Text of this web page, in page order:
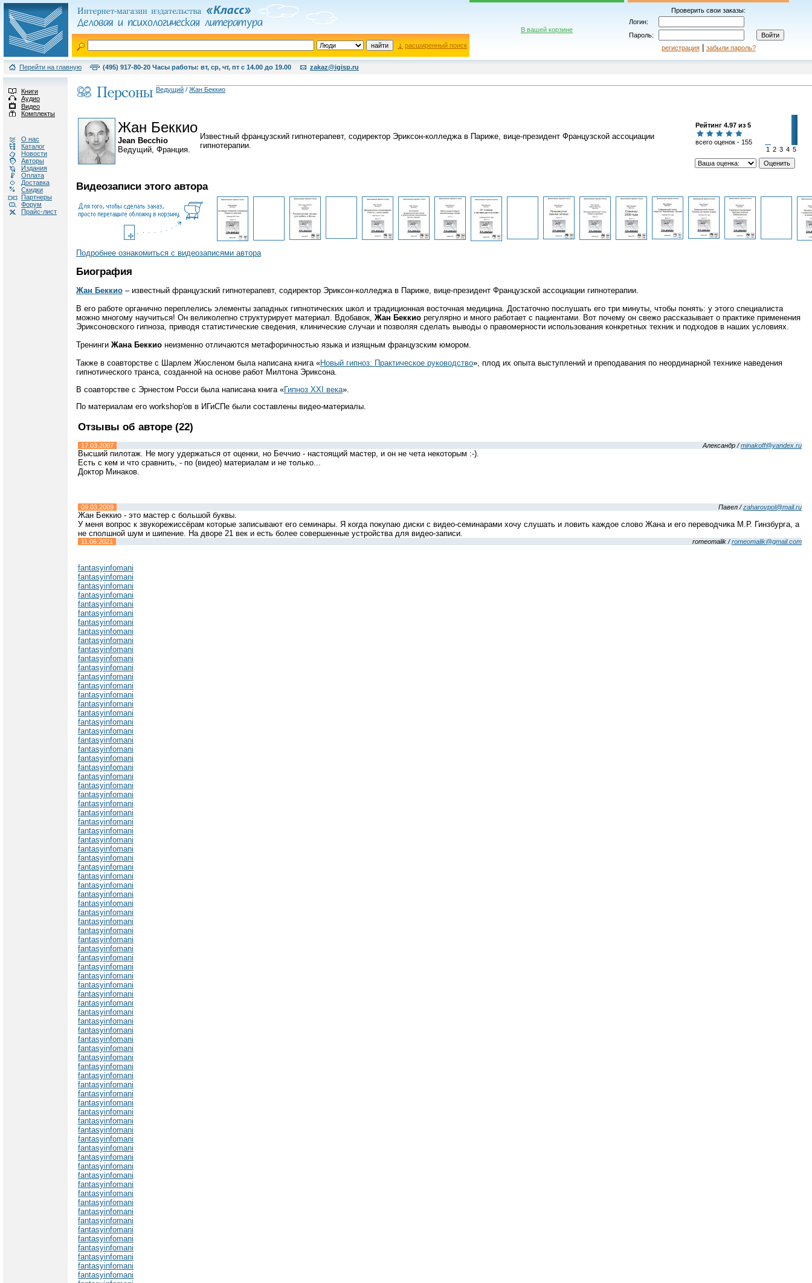
расширенный поиск
В вашей корзине
Проверить свои заказы:
Логин:
Пароль:
регистрация| забыли пароль?
Перейти на главную (495) 917-80-20 Часы работы: вт, ср, чт, пт с 14.00 до 19.00 zakaz@igisp.ru
Книги
Аудио
Видео
Комплекты
О нас
Каталог
Новости
Авторы
Издания
Оплата
Доставка
Скидки
Партнеры
Форум
Прайс-лист
Ведущий / Жан Беккио
Жан Беккио
Jean Becchio
Ведущий, Франция.
Известный французский гипнотерапевт, содиректор Эриксон-колледжа в Париже, вице-президент Французской ассоциации
гипнотерапии.
Рейтинг 4.97 из 5
всего оценок - 155
1 2 3 4 5
Видеозаписи этого автора
Подробнее ознакомиться с видеозаписями автора
Биография
Жан Беккио – известный французский гипнотерапевт, содиректор Эриксон-колледжа в Париже, вице-президент Французской ассоциации гипнотерапии.
В его работе органично переплелись элементы западных гипнотических школ и традиционная восточная медицина. Достаточно послушать его три минуты, чтобы понять: у этого специалиста
можно многому научиться! Он великолепно структурирует материал. Вдобавок, Жан Беккио регулярно и много работает с пациентами. Вот почему он свежо рассказывает о практике применения
Эриксоновского гипноза, приводя статистические сведения, клинические случаи и позволяя сделать выводы о правомерности использования конкретных техник и подходов в наших условиях.
Тренинги Жана Беккио неизменно отличаются метафоричностью языка и изящным французским юмором.
Также в соавторстве с Шарлем Жюсленом была написана книга «Новый гипноз: Практическое руководство», плод их опыта выступлений и преподавания по неординарной технике наведения
гипнотического транса, созданной на основе работ Милтона Эриксона.
В соавторстве с Эрнестом Росси была написана книга «Гипноз XXI века».
По материалам его workshop'ов в ИГиСПе были составлены видео-материалы.
Отзывы об авторе (22)
17.03.2007 Александр /minakoff@yandex.ru
Высший пилотаж. Не могу удержаться от оценки, но Беччио - настоящий мастер, и он не чета некоторым :-).
Есть с кем и что сравнить, - по (видео) материалам и не только...
Доктор Минаков.
09.03.2009 Павел /zaharovpol@mail.ru
Жан Беккио - это мастер с большой буквы.
У меня вопрос к звукорежиссёрам которые записывают его семинары. Я когда покупаю диски с видео-семинарами хочу слушать и ловить каждое слово Жана и его переводчика М.Р. Гинзбурга, а
не сполшной шум и шипение. На дворе 21 век и есть более совершенные устройства для видео-записи.
11.06.2021 romeomalik /romeomalik@gmail.com
fantasyinfomani
fantasyinfomani
fantasyinfomani
fantasyinfomani
fantasyinfomani
fantasyinfomani
fantasyinfomani
fantasyinfomani
fantasyinfomani
fantasyinfomani
fantasyinfomani
fantasyinfomani
fantasyinfomani
fantasyinfomani
fantasyinfomani
fantasyinfomani
fantasyinfomani
fantasyinfomani
fantasyinfomani
fantasyinfomani
fantasyinfomani
fantasyinfomani
fantasyinfomani
fantasyinfomani
fantasyinfomani
fantasyinfomani
fantasyinfomani
fantasyinfomani
fantasyinfomani
fantasyinfomani
fantasyinfomani
fantasyinfomani
fantasyinfomani
fantasyinfomani
fantasyinfomani
fantasyinfomani
fantasyinfomani
fantasyinfomani
fantasyinfomani
fantasyinfomani
fantasyinfomani
fantasyinfomani
fantasyinfomani
fantasyinfomani
fantasyinfomani
fantasyinfomani
fantasyinfomani
fantasyinfomani
fantasyinfomani
fantasyinfomani
fantasyinfomani
fantasyinfomani
fantasyinfomani
fantasyinfomani
fantasyinfomani
fantasyinfomani
fantasyinfomani
fantasyinfomani
fantasyinfomani
fantasyinfomani
fantasyinfomani
fantasyinfomani
fantasyinfomani
fantasyinfomani
fantasyinfomani
fantasyinfomani
fantasyinfomani
fantasyinfomani
fantasyinfomani
fantasyinfomani
fantasyinfomani
fantasyinfomani
fantasyinfomani
fantasyinfomani
fantasyinfomani
fantasyinfomani
fantasyinfomani
fantasyinfomani
fantasyinfomani